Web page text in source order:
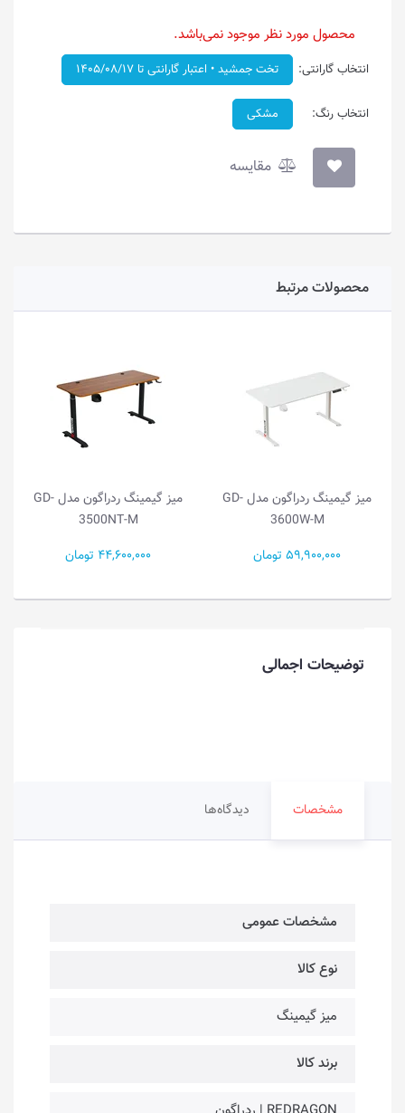
محصول مورد نظر موجود نمی‌باشد.
انتخاب گارانتی: تخت جمشید • اعتبار گارانتی تا ۱۴۰۵/۰۸/۱۷
انتخاب رنگ: مشکی
مقایسه
محصولات مرتبط
میز گیمینگ ردراگون مدل GD-
میز گیمینگ ردراگون مدل GD-
توضیحات اجمالی
مشخصات دیدگاه‌ها
مشخصات عمومی
نوع کالا
میز گیمینگ
برند کالا